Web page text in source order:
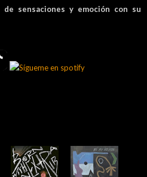
de sensaciones y emoción con su